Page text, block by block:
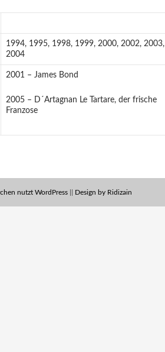
1994, 1995, 1998, 1999, 2000, 2002, 2003,
2004
2001 – James Bond
2005 – D´Artagnan Le Tartare, der frische
Franzose
nutzt WordPress Design by Ridizain